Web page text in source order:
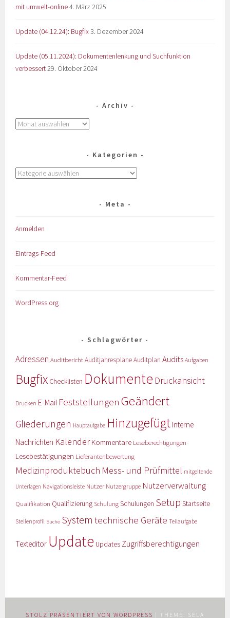
mit umwelt-online4. März 2025
Update (04.12.24): Bugfix3. Dezember 2024
Update (05.11.2024): Dokumentenlenkung und Suchfunktion
verbessert29. Oktober 2024
Archiv
Kategorien
Meta
Anmelden
Eintrags-Feed
Kommentar-Feed
WordPress.org
Schlagwörter
Adressen AuditberichtAuditjahrespläneAuditplan Audits Aufgaben
Bugfix Checklisten Dokumente Druckansicht
Drucken E-Mail Feststellungen Geändert
Gliederungen Hauptaufgabe Hinzugefügt Interne
Nachrichten KalenderKommentare Leseberechtigungen
Lesebestätigungen Lieferantenbewertung
Medizinproduktebuch Mess- und Prüfmittel mitgeltende
Unterlagen Navigationsleiste Nutzer Nutzergruppe Nutzerverwaltung
Qualifikation Qualifizierung Schulung Schulungen Setup Startseite
Stellenprofil Suche System technische Geräte Teilaufgabe
Texteditor Update Updates Zugriffsberechtigungen
STOLZ PRÄSENTIERT VON WORDPRESS | THEME: SELA